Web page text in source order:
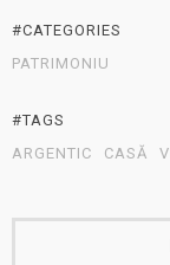
#CATEGORIES
PATRIMONIU
#TAGS
ARGENTIC
CASĂ